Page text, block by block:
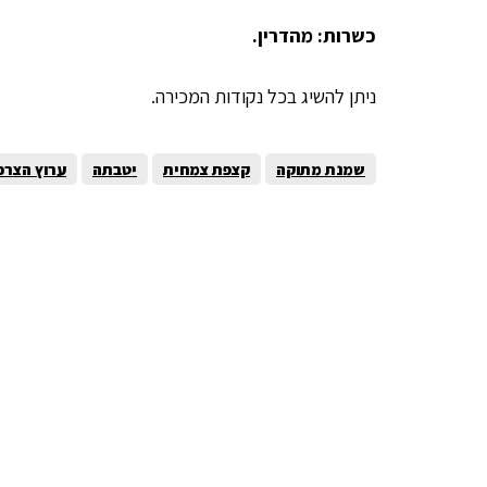
כשרות: מהדרין.
ניתן להשיג בכל נקודות המכירה.
שמנת מתוקה קצפת צמחית יטבתה ערוץ